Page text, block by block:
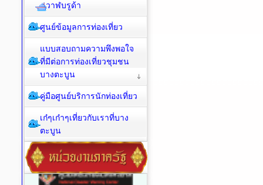
วาฬบรูด้า
ศูนย์ข้อมูลการท่องเที่ยว
แบบสอบถามความพึงพอใจ
ที่มีต่อการท่องเที่ยวชุมชน
บางตะบูน
คู่มือศูนย์บริการนักท่องเที่ยว
เก๋ๆเก๋าๆเที่ยวกับเราที่บาง
ตะบูน